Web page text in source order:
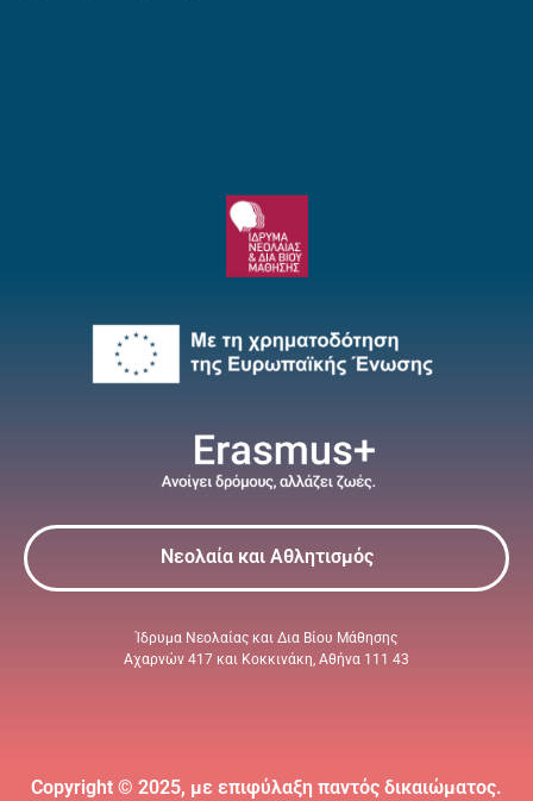
Νεολαία και Αθλητισμός
Ίδρυμα Νεολαίας και Δια Βίου Μάθησης
Αχαρνών 417 και Κοκκινάκη, Αθήνα 111 43
Copyright © 2025, με επιφύλαξη παντός δικαιώματος.